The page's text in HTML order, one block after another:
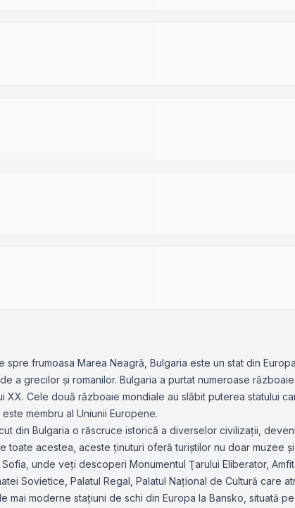
frumoasa Marea Neagră, Bulgaria este un stat din
a grecilor și romanilor. Bulgaria a purtat numeroase
XX. Cele două războaie mondiale au slăbit puterea statului
membru al Uniunii Europene.
din Bulgaria o răscruce istorică a diverselor civilizații,
toate acestea, aceste ținuturi oferă turiștilor nu doar muzee
unde veți descoperi Monumentul Ţarului Eliberator,
Sovietice, Palatul Regal, Palatul Național de Cultură care
mai moderne stațiuni de schi din Europa la Bansko, situată